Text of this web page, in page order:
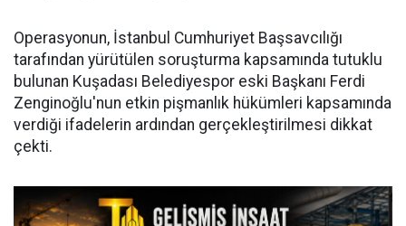
Operasyonun, İstanbul Cumhuriyet Başsavcılığı
tarafından yürütülen soruşturma kapsamında tutuklu
bulunan Kuşadası Belediyespor eski Başkanı Ferdi
Zenginoğlu'nun etkin pişmanlık hükümleri kapsamında
verdiği ifadelerin ardından gerçekleştirilmesi dikkat
çekti.